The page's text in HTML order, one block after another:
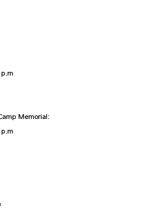
p.m
Memorial:
p.m